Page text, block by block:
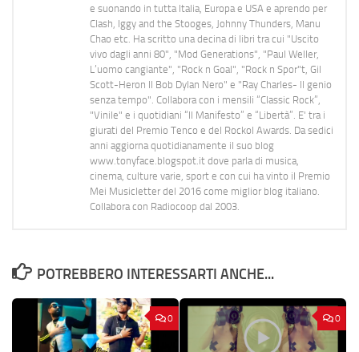
e suonando in tutta Italia, Europa e USA e aprendo per
Clash, Iggy and the Stooges, Johnny Thunders, Manu
Chao etc. Ha scritto una decina di libri tra cui "Uscito
vivo dagli anni 80", "Mod Generations", "Paul Weller,
L’uomo cangiante", "Rock n Goal", "Rock n Spor"t, Gil
Scott-Heron Il Bob Dylan Nero" e "Ray Charles- Il genio
senza tempo". Collabora con i mensili “Classic Rock”,
"Vinile" e i quotidiani “Il Manifesto” e “Libertà”. E' tra i
giurati del Premio Tenco e del Rockol Awards. Da sedici
anni aggiorna quotidianamente il suo blog
www.tonyface.blogspot.it dove parla di musica,
cinema, culture varie, sport e con cui ha vinto il Premio
Mei Musicletter del 2016 come miglior blog italiano.
Collabora con Radiocoop dal 2003.
POTREBBERO INTERESSARTI ANCHE...
0 0